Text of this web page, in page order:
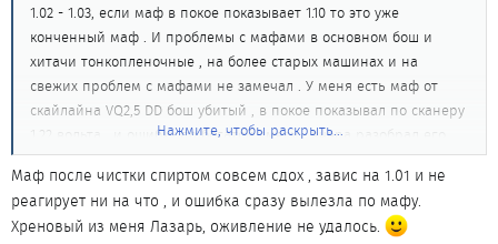
1.02 - 1.03, если маф в покое показывает 1.10 то это уже
конченный маф . И проблемы с мафами в основном бош и
хитачи тонкопленочные , на более старых машинах и на
свежих проблем с мафами не замечал . У меня есть маф от
скайлайна VQ2,5 DD бош убитый , в покое показывал по сканеру
1.22 вольта , и ошибку по богатой смеси , вчера разобрал его ,
почистил спиртом сам чувствительный элемент , собрал и
посмотрел сколько напряжение в покое у него стало , так
сейчас напряжение покоя у него 1.01-1.02 вольта , завтра
попробую его на авто поставить , посмотрю как он будет себя
Нажмите, чтобы раскрыть...
Маф после чистки спиртом совсем сдох , завис на 1.01 и не
реагирует ни на что , и ошибка сразу вылезла по мафу.
Хреновый из меня Лазарь, оживление не удалось.